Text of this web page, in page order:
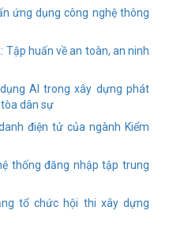
ứng dụng công nghệ thông
Tập huấn về an toàn, an ninh
AI trong xây dựng phát
dân sự
điện tử của ngành Kiểm
thống đăng nhập tập trung
tổ chức hội thi xây dựng